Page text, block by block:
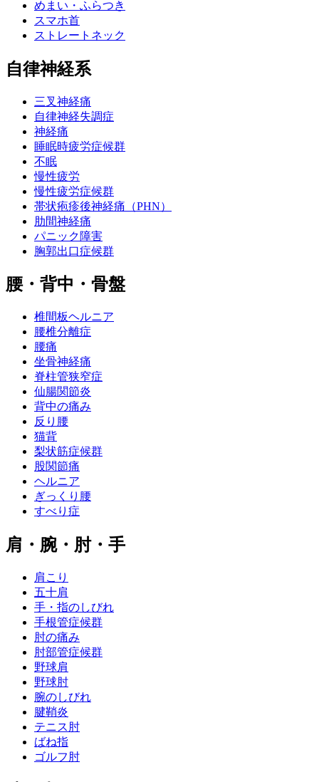
めまい・ふらつき
スマホ首
ストレートネック
自律神経系
三叉神経痛
自律神経失調症
神経痛
睡眠時疲労症候群
不眠
慢性疲労
慢性疲労症候群
帯状疱疹後神経痛（PHN）
肋間神経痛
パニック障害
胸郭出口症候群
腰・背中・骨盤
椎間板ヘルニア
腰椎分離症
腰痛
坐骨神経痛
脊柱管狭窄症
仙腸関節炎
背中の痛み
反り腰
猫背
梨状筋症候群
股関節痛
ヘルニア
ぎっくり腰
すべり症
肩・腕・肘・手
肩こり
五十肩
手・指のしびれ
手根管症候群
肘の痛み
肘部管症候群
野球肩
野球肘
腕のしびれ
腱鞘炎
テニス肘
ばね指
ゴルフ肘